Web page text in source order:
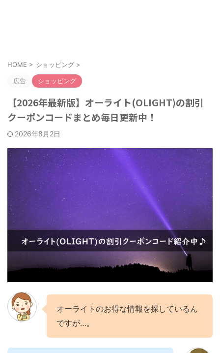
HOME > ショッピング >
広告 ショッピング
【2026年最新版】オーライト(OLIGHT)の割引
クーポンコードまとめ毎日更新中！
2026年8月2日
オーライトのお得な情報を探しているん
ですが…。